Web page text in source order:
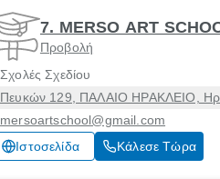
7. MERSO ART
Προβολή
Σχολές Σχεδίου
Πευκών 129, ΠΑΛΑΙΟ ΗΡΑΚΛΕΙΟ,
mersoartschool@gmail.com
Ιστοσελίδα
Κάλεσε Τώρα